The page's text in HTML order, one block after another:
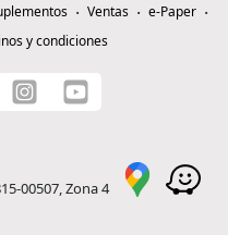
Ventas
e-Paper
y condiciones
00507, Zona 4